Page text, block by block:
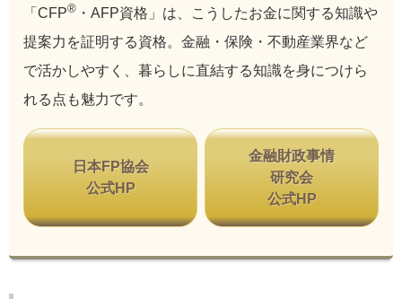
「CFP® ・AFP資格」は、こうしたお金に関する知識や
提案力を証明する資格。金融・保険・不動産業界など
で活かしやすく、暮らしに直結する知識を身につけら
れる点も魅力です。
日本FP協会
公式HP
金融財政事情
研究会
公式HP